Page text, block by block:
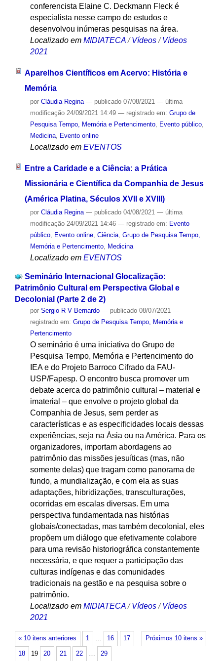
conferencista Elaine C. Deckmann Fleck é
especialista nesse campo de estudos e
desenvolvou inúmeras pesquisas na área.
Localizado em MIDIATECA /Vídeos /Vídeos
2021
Aparelhos Científicos em Acervo: História e
Memória
por Cláudia Regina — publicado07/08/2021 — última
modificação24/09/2021 14:49 — registrado em: Grupo de
Pesquisa Tempo, Memória e Pertencimento, Evento público,
Medicina, Evento online
Localizado em EVENTOS
Entre a Caridade e a Ciência: a Prática
Missionária e Científica da Companhia de Jesus
(América Platina, Séculos XVII e XVIII)
por Cláudia Regina — publicado04/08/2021 — última
modificação24/09/2021 14:46 — registrado em: Evento
público, Evento online, Ciência, Grupo de Pesquisa Tempo,
Memória e Pertencimento, Medicina
Localizado em EVENTOS
Seminário Internacional Glocalização:
Patrimônio Cultural em Perspectiva Global e
Decolonial (Parte 2 de 2)
por Sergio R V Bernardo — publicado08/07/2021 —
registrado em: Grupo de Pesquisa Tempo, Memória e
Pertencimento
O seminário é uma iniciativa do Grupo de
Pesquisa Tempo, Memória e Pertencimento do
IEA e do Projeto Barroco Cifrado da FAU-
USP/Fapesp. O encontro busca promover um
debate acerca do patrimônio cultural – material e
imaterial – que envolve o projeto global da
Companhia de Jesus, sem perder as
características e as especificidades locais dessas
experiências, seja na Ásia ou na América. Para os
organizadores, importam abordagens ao
patrimônio das missões jesuíticas (mas, não
somente delas) que tragam como panorama de
fundo, a mundialização, e com ela as suas
adaptações, hibridizações, transculturações,
ocorridas em escalas diversas. Em uma
perspectiva fundamentada nas histórias
globais/conectadas, mas também decolonial, eles
propõem um diálogo que efetivamente colabore
para uma revisão historiográfica constantemente
necessária, e que requer a participação das
culturas indígenas e das comunidades
tradicionais na gestão e na pesquisa sobre o
patrimônio.
Localizado em MIDIATECA /Vídeos /Vídeos
2021
« 10 itens anteriores Próximos 10 itens »
1 … 16 17
18 19 20 21 22 … 29